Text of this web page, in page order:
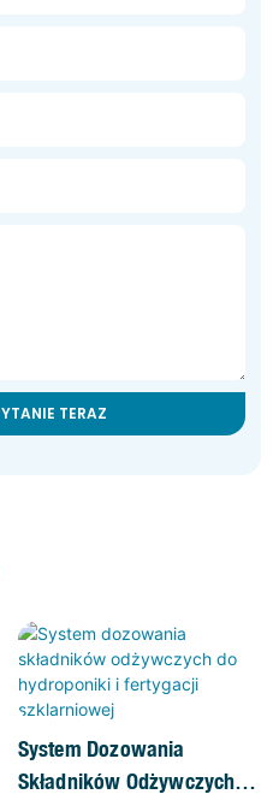
TERAZ
System Dozowania
Składników Odżywczych